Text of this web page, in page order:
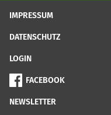
IMPRESSUM
DATENSCHUTZ
LOGIN
FACEBOOK
NEWSLETTER